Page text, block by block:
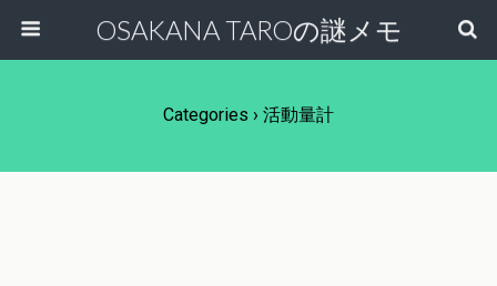
OSAKANA TAROの謎メモ
Categories › 活動量計